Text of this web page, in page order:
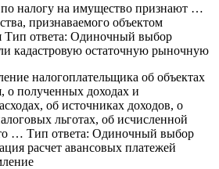
налогу на имущество признают …
признаваемого объектом
Тип ответа: Одиночный выбор
кадастровую остаточную рыночную
налогоплательщика об объектах
о полученных доходах и
об источниках доходов, о
льготах, об исчисленной
… Тип ответа: Одиночный выбор
расчет авансовых платежей